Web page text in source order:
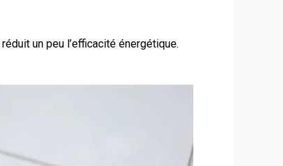
un peu l’efficacité énergétique.